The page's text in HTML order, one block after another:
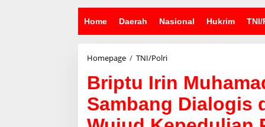
Home Daerah Nasional Hukrim TNI/
Homepage / TNI/PolriBriptu
Muhamad
Nasirin
Lakukan
Sambang
Dialogis
Briptu Irin
Sambang Dialogis